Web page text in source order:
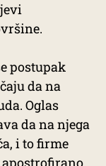
postupak
da na
Oglas
da na njega
i to firme
apostrofirano